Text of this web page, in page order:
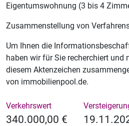
Eigentumswohnung (3 bis 4
Zusammenstellung von
Um Ihnen die
haben wir für Sie recherchiert und
diesem Aktenzeichen
von immobilienpool.de.
Verkehrswert
340.000,00 €